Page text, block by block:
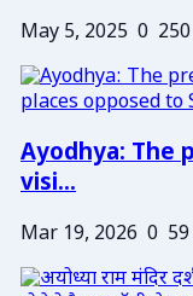
May 5, 2025 0 250
Ayodhya: The
visi...
Mar 19, 2026 0 59